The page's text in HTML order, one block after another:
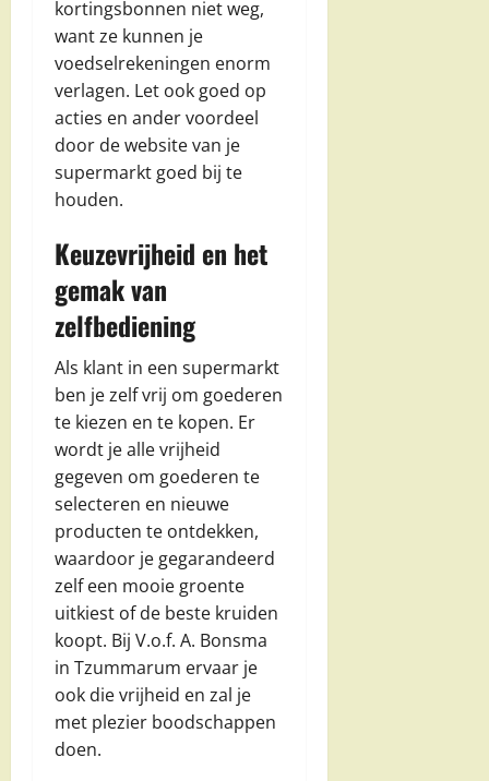
kortingsbonnen niet weg,
want ze kunnen je
voedselrekeningen enorm
verlagen. Let ook goed op
acties en ander voordeel
door de website van je
supermarkt goed bij te
houden.
Keuzevrijheid en het
gemak van
zelfbediening
Als klant in een supermarkt
ben je zelf vrij om goederen
te kiezen en te kopen. Er
wordt je alle vrijheid
gegeven om goederen te
selecteren en nieuwe
producten te ontdekken,
waardoor je gegarandeerd
zelf een mooie groente
uitkiest of de beste kruiden
koopt. Bij V.o.f. A. Bonsma
in Tzummarum ervaar je
ook die vrijheid en zal je
met plezier boodschappen
doen.